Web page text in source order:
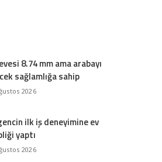
8.74 mm ama arabayı
sağlamlığa sahip
2026
ilk iş deneyimine ev
yaptı
2026